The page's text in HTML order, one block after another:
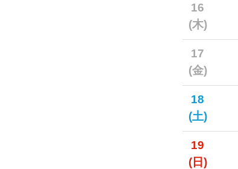
16
(木)
17
(金)
18
(土)
19
(日)